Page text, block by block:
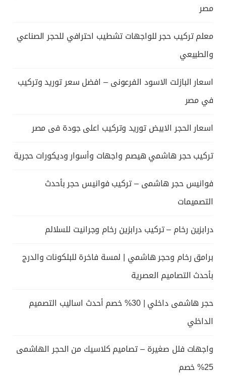
مصر
معلم تركيب حجر للواجهات تشطيب احترافي للحجر الصناعي
والطبيعي
اسعار البازلت الاسود الفرعونى – افضل سعر توريد وتركيب
في مصر
اسعار الحجر الابيض توريد وتركيب اعلى جودة فى مصر
تركيب حجر هاشمي هيصم واجهات وأسوار وديكورات حجرية
فوانيس حجر هاشمى – تركيب فوانيس حجر بأحدث
التصميمات
درابزين رخام – تركيب درابزين رخام وجرانيت للسلالم
برامق رخام وحجر هاشمي | لمسة فاخرة للبلكونات والدرج
بأحدث التصاميم العصرية
حجر هاشمى داخلي | 30% خصم أحدث اساليب التصميم
الداخلي
واجهات فلل صغيرة – تصاميم كلاسيك من الحجر الهاشمى
25% خصم